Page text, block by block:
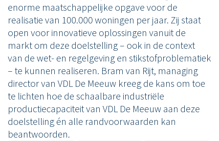
enorme maatschappelijke opgave voor de
realisatie van 100.000 woningen per jaar. Zij staat
open voor innovatieve oplossingen vanuit de
markt om deze doelstelling – ook in de context
van de wet- en regelgeving en stikstofproblematiek
– te kunnen realiseren. Bram van Rijt, managing
director van VDL De Meeuw kreeg de kans om toe
te lichten hoe de schaalbare industriële
productiecapaciteit van VDL De Meeuw aan deze
doelstelling én alle randvoorwaarden kan
beantwoorden.